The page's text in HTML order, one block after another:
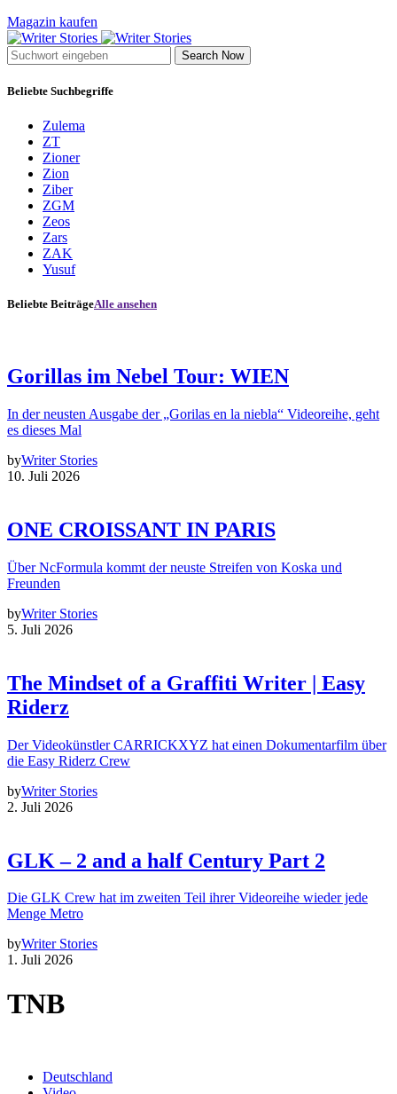
Magazin kaufen
Search Now
Beliebte Suchbegriffe
Zulema
ZT
Zioner
Zion
Ziber
ZGM
Zeos
Zars
ZAK
Yusuf
Beliebte BeiträgeAlle ansehen
Gorillas im Nebel Tour: WIEN
In der neusten Ausgabe der „Gorilas en la niebla“ Videoreihe, geht
es dieses Mal
byWriter Stories
10. Juli 2026
ONE CROISSANT IN PARIS
Über NcFormula kommt der neuste Streifen von Koska und
Freunden
byWriter Stories
5. Juli 2026
The Mindset of a Graffiti Writer | Easy
Riderz
Der Videokünstler CARRICKXYZ hat einen Dokumentarfilm über
die Easy Riderz Crew
byWriter Stories
2. Juli 2026
GLK – 2 and a half Century Part 2
Die GLK Crew hat im zweiten Teil ihrer Videoreihe wieder jede
Menge Metro
byWriter Stories
1. Juli 2026
TNB
Deutschland